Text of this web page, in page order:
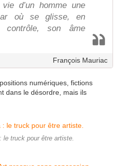
d’un homme une
où se glisse, en
son âme
François Mauriac
numériques, fictions
dans le désordre, mais ils
le truck pour être artiste.